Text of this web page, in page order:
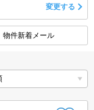
ら
変更する
物件新着メール